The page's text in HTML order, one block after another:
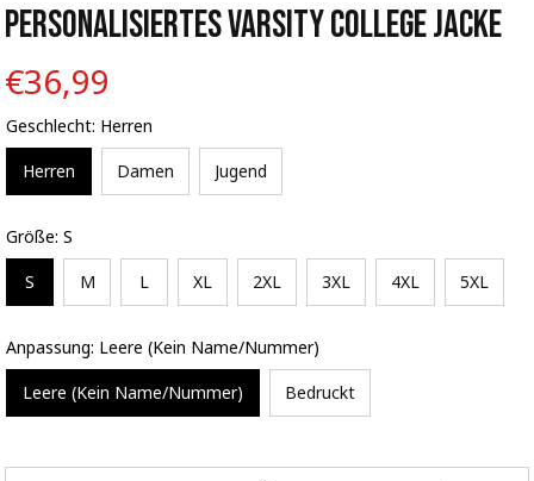
Personalisiertes Varsity College Jacke
€36,99
Geschlecht: Herren
Herren Damen Jugend
Größe: S
S M L XL 2XL 3XL 4XL 5XL
Anpassung: Leere (Kein Name/Nummer)
Leere (Kein Name/Nummer) Bedruckt